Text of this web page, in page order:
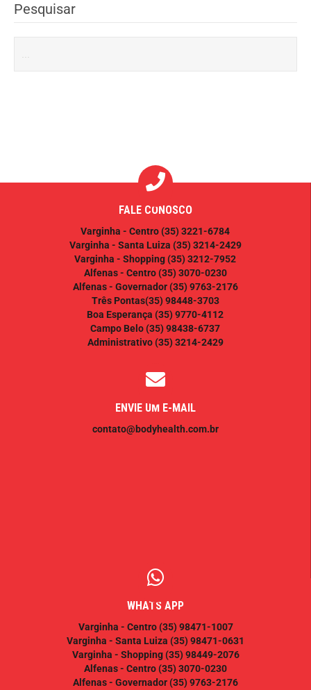
Pesquisar
FALE CONOSCO
Varginha - Centro(35) 3221-6784
Varginha - Santa Luiza (35) 3214-2429
Varginha - Shopping(35) 3212-7952
Alfenas - Centro(35) 3070-0230
Alfenas - Governador(35) 9763-2176
Três Pontas(35) 98448-3703
Boa Esperança (35) 9770-4112
Campo Belo(35) 98438-6737
Administrativo(35) 3214-2429
ENVIE UM E-MAIL
contato@bodyhealth.com.br
WHATS APP
Varginha - Centro(35) 98471-1007
Varginha - Santa Luiza (35) 98471-0631
Varginha - Shopping(35) 98449-2076
Alfenas - Centro(35) 3070-0230
Alfenas - Governador(35) 9763-2176